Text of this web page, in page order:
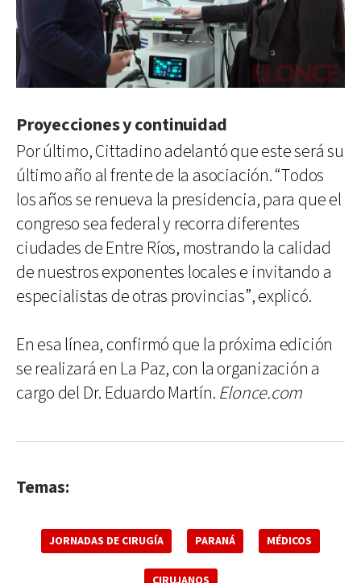
Proyecciones y continuidad
Por último, Cittadino adelantó que este será su
último año al frente de la asociación. “Todos
los años se renueva la presidencia, para que el
congreso sea federal y recorra diferentes
ciudades de Entre Ríos, mostrando la calidad
de nuestros exponentes locales e invitando a
especialistas de otras provincias”, explicó.
En esa línea, confirmó que la próxima edición
se realizará en La Paz, con la organización a
cargo del Dr. Eduardo Martín. Elonce.com
Temas:
JORNADAS DE CIRUGÍA PARANÁ MÉDICOS